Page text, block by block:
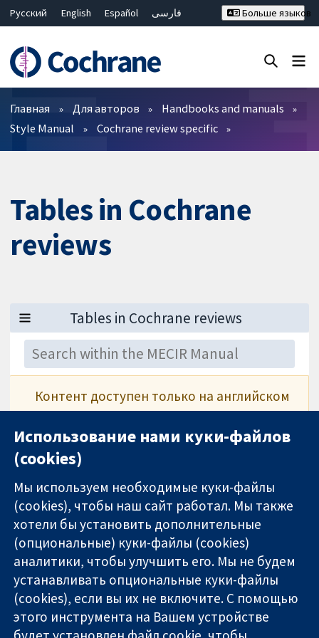
Русский English Español
فارسی
Bahasa Malaysia
ไทย
繁體中文
简体中文
Больше языков
Фильтры
Главная Для авторов
Handbooks and manuals
Style Manual
Cochrane review specific
Tables in Cochrane
reviews
Контент доступен только на английском
языке
SeeTables.
Надёжные
доказательства
Информированные
11-13 Cavendish
Square
London
W1G 0AN
United Kingdom
Связаться с
нами
Новости
Пресс-
служба
Использование нами куки-файлов
(cookies)
Мы используем необходимые куки-файлы
(cookies), чтобы наш сайт работал. Мы также
хотели бы установить дополнительные
(опциональные) куки-файлы (cookies)
аналитики, чтобы улучшить его. Мы не будем
устанавливать опциональные куки-файлы
(cookies), если вы их не включите. С помощью
этого инструмента на Вашем устройстве